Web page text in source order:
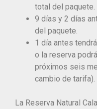
total del paquete.
9 días y 2 días
del paquete.
1 día antes
o la reserva
próximos seis
cambio de tarifa).
La Reserva Natural